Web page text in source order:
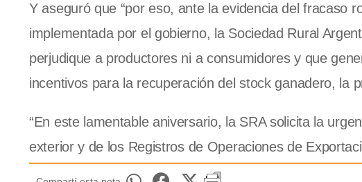
Y aseguró que “por eso, ante la evidencia del fracaso
implementada por el gobierno, la Sociedad Rural
perjudique a productores ni a consumidores y que
incentivos para la recuperación del stock ganadero, la
“En este lamentable aniversario, la SRA solicita la
exterior y de los Registros de Operaciones de